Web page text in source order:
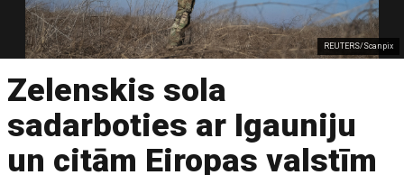
REUTERS/Scanpix
Zelenskis sola
sadarboties ar Igauniju
un citām Eiropas valstīm